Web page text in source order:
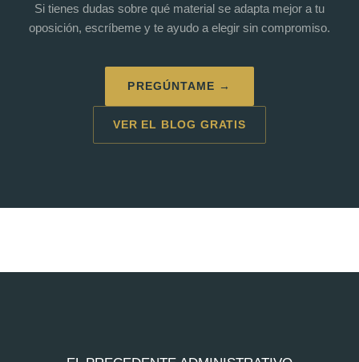
Si tienes dudas sobre qué material se adapta mejor a tu
oposición, escríbeme y te ayudo a elegir sin compromiso.
PREGÚNTAME →
VER EL BLOG GRATIS